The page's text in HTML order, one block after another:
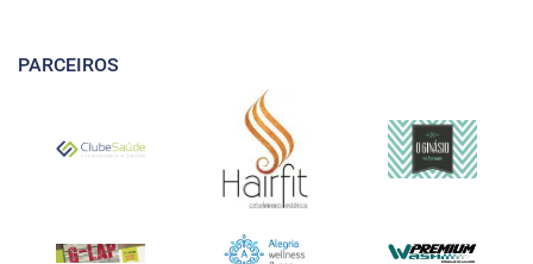
PARCEIROS